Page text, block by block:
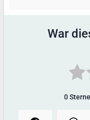
So hat tipps.de
Alle Infos zum
Außerdem getestet
War
0